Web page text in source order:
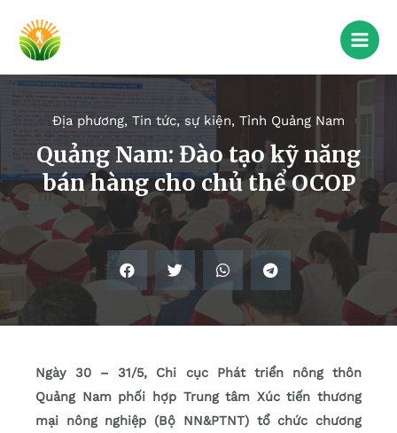
Địa phương, Tin tức, sự kiện, Tỉnh Quảng Nam
Quảng Nam: Đào tạo kỹ năng
bán hàng cho chủ thể OCOP
Ngày 30 – 31/5, Chi cục Phát triển nông thôn
Quảng Nam phối hợp Trung tâm Xúc tiến thương
mại nông nghiệp (Bộ NN&PTNT) tổ chức chương